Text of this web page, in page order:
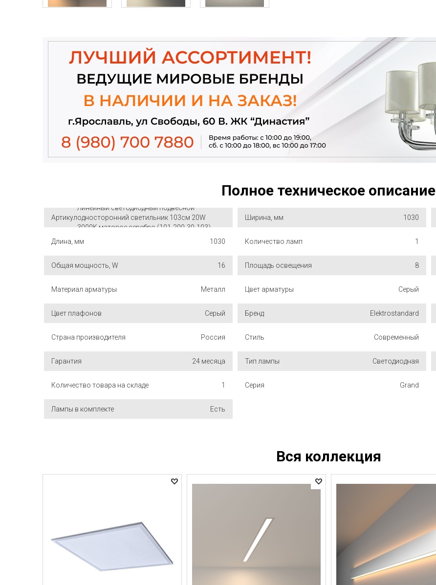
Полное техническое описание
Артикул
Линейный светодиодный подвесной
односторонний светильник 103см 20W
3000K матовое серебро (101-200-30-103)
Ширина, мм 1030
Длина, мм 1030 Количество ламп 1
Общая мощность, W 16 Площадь освещения 8
Материал арматуры Металл Цвет арматуры Серый
Цвет плафонов Серый Бренд Elektrostandard
Страна производителя Россия Стиль Современный
Гарантия 24 месяца Тип лампы Светодиодная
Количество товара на складе 1 Серия Grand
Лампы в комплекте Есть
Вся коллекция